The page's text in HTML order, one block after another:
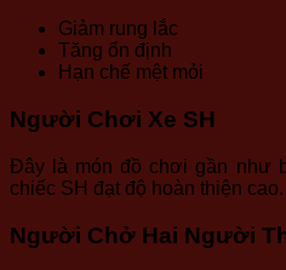
Giảm rung lắc
Tăng ổn định
Hạn chế mệt mỏi
Người Chơi Xe SH
Đây là món đồ chơi gần như
chiếc SH đạt độ hoàn thiện cao.
Người Chở Hai Người